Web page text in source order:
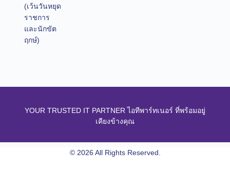
(เว้นวันหยุด
ราชการ
และนักขัต
ฤกษ์)
YOUR TRUSTED IT PARTNER ไอทีพาร์ทเนอร์ ที่พร้อมอยู่
เคียงข้างคุณ
© 2026 All Rights Reserved.